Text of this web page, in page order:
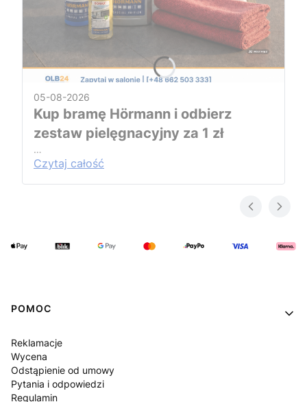
05-08-2026
Kup bramę Hörmann i odbierz
zestaw pielęgnacyjny za 1 zł
…
Czytaj całość
Linki w stopce
POMOC
Reklamacje
Wycena
Odstąpienie od umowy
Pytania i odpowiedzi
Regulamin